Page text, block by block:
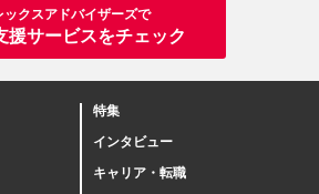
ックスアドバイザーズで
援サービスをチェック
特集
インタビュー
キャリア・転職